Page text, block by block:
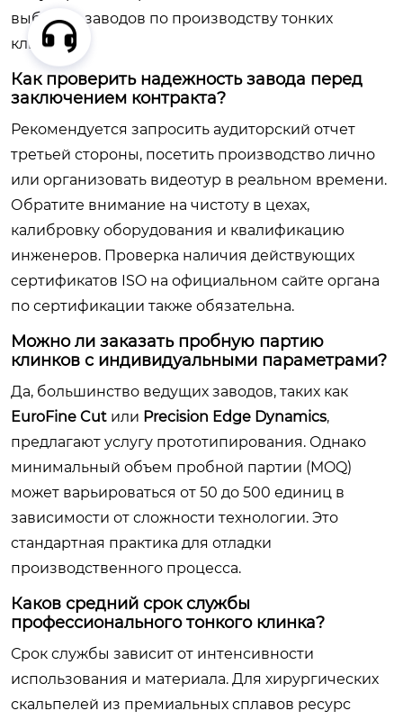
выбором заводов по производству тонких
клинков.
Как проверить надежность завода перед
заключением контракта?
Рекомендуется запросить аудиторский отчет
третьей стороны, посетить производство лично
или организовать видеотур в реальном времени.
Обратите внимание на чистоту в цехах,
калибровку оборудования и квалификацию
инженеров. Проверка наличия действующих
сертификатов ISO на официальном сайте органа
по сертификации также обязательна.
Можно ли заказать пробную партию
клинков с индивидуальными параметрами?
Да, большинство ведущих заводов, таких как
EuroFine Cut или Precision Edge Dynamics,
предлагают услугу прототипирования. Однако
минимальный объем пробной партии (MOQ)
может варьироваться от 50 до 500 единиц в
зависимости от сложности технологии. Это
стандартная практика для отладки
производственного процесса.
Каков средний срок службы
профессионального тонкого клинка?
Срок службы зависит от интенсивности
использования и материала. Для хирургических
скальпелей из премиальных сплавов ресурс